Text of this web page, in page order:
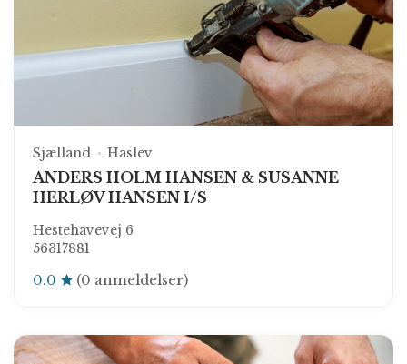
Sjælland Haslev
ANDERS HOLM HANSEN & SUSANNE
HERLØV HANSEN I/S
Hestehavevej 6
56317881
0.0 (0 anmeldelser)